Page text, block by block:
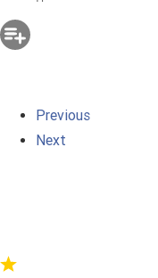
Previous
Next